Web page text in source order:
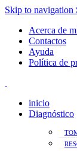
Skip to navigation
Acerca de
Contactos
Ayuda
Política de
inicio
Diagnóstico